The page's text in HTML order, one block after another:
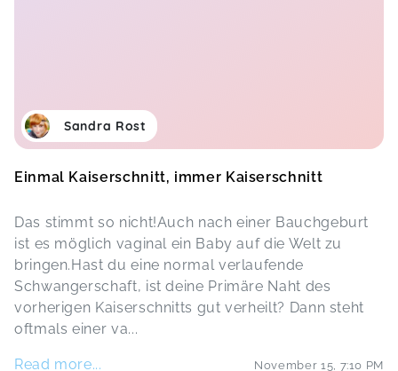
Sandra Rost
Einmal Kaiserschnitt, immer Kaiserschnitt
Das stimmt so nicht!Auch nach einer Bauchgeburt
ist es möglich vaginal ein Baby auf die Welt zu
bringen.Hast du eine normal verlaufende
Schwangerschaft, ist deine Primäre Naht des
vorherigen Kaiserschnitts gut verheilt? Dann steht
oftmals einer va...
Read more... November 15 7:10 PM